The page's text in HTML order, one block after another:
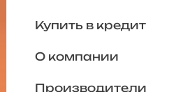
Купить в кредит
О компании
Производители